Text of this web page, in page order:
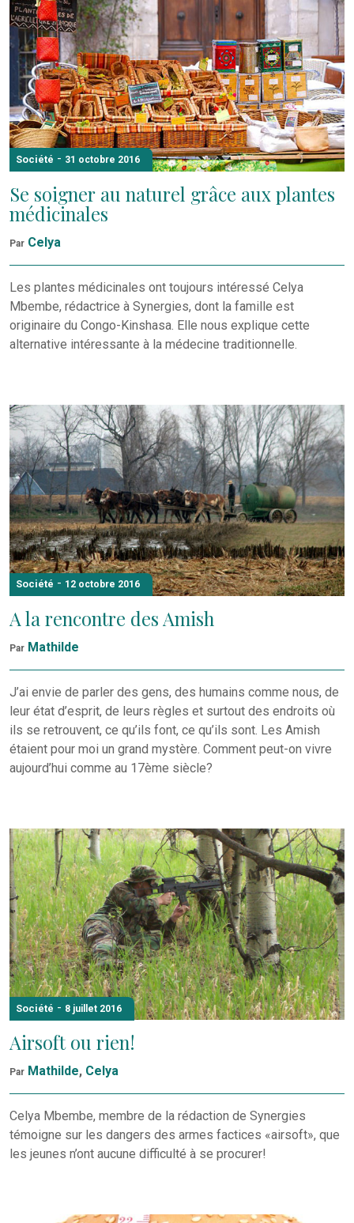
Société - 31 octobre 2016
Se soigner au naturel grâce aux plantes
médicinales
Par Celya
Les plantes médicinales ont toujours intéressé Celya
Mbembe, rédactrice à Synergies, dont la famille est
originaire du Congo-Kinshasa. Elle nous explique cette
alternative intéressante à la médecine traditionnelle.
Société - 12 octobre 2016
A la rencontre des Amish
Par Mathilde
J’ai envie de parler des gens, des humains comme nous, de
leur état d’esprit, de leurs règles et surtout des endroits où
ils se retrouvent, ce qu’ils font, ce qu’ils sont. Les Amish
étaient pour moi un grand mystère. Comment peut-on vivre
aujourd’hui comme au 17ème siècle?
Société - 8 juillet 2016
Airsoft ou rien!
Par Mathilde, Celya
Celya Mbembe, membre de la rédaction de Synergies
témoigne sur les dangers des armes factices «airsoft», que
les jeunes n’ont aucune difficulté à se procurer!